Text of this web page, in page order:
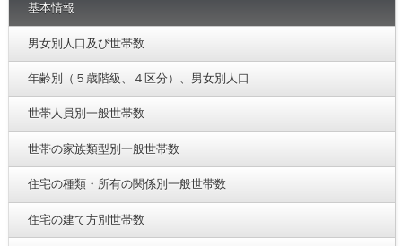
基本情報
男女別人口及び世帯数
年齢別（５歳階級、４区分）、男女別人口
世帯人員別一般世帯数
世帯の家族類型別一般世帯数
住宅の種類・所有の関係別一般世帯数
住宅の建て方別世帯数